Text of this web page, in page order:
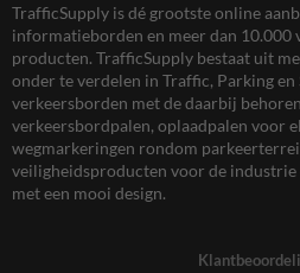
TrafficSupply is dé grootste online
informatieborden en meer dan 10.000
producten. TrafficSupply bestaat uit
onder te verdelen in Traffic, Parking en
verkeersborden met de daarbij
verkeersbordpalen, oplaadpalen voor
wegmarkeringen rondom
veiligheidsproducten voor de
met een mooi design.